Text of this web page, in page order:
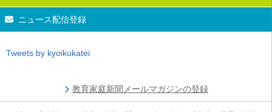
ニュース配信登録
Tweets by kyoikukatei
教育家庭新聞メールマガジンの登録